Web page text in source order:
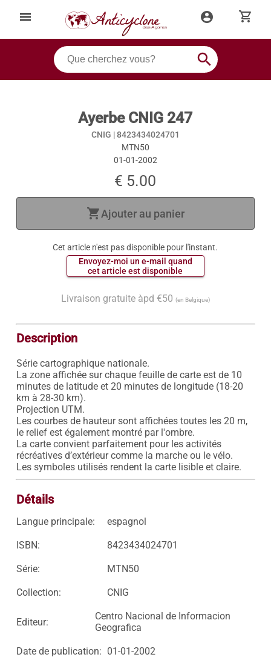
menu account_circle shopping_cart
search
Ayerbe CNIG 247
CNIG |8423434024701
MTN50
01-01-2002
€ 5.00
shopping_cartAjouter au panier
Cet article n'est pas disponible pour l'instant.
Envoyez-moi un e-mail quand
Livraison gratuite àpd €50 (en Belgique)
Description
Série cartographique nationale.
La zone affichée sur chaque feuille de carte est de 10
minutes de latitude et 20 minutes de longitude (18-20
km à 28-30 km).
Projection UTM.
Les courbes de hauteur sont affichées toutes les 20 m,
le relief est également montré par l'ombre.
La carte convient parfaitement pour les activités
récréatives d’extérieur comme la marche ou le vélo.
Détails
Langue principale: espagnol
ISBN: 8423434024701
Série: MTN50
Collection: CNIG
Editeur:
Centro Nacional de Informacion
Geografica
Date de publication: 01-01-2002